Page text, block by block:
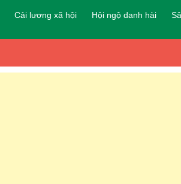
Cải lương xã hội Hội ngộ danh hài